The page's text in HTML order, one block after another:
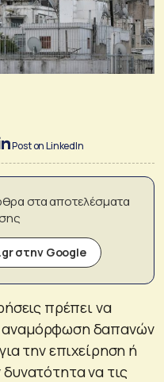
Post on LinkedIn
στα αποτελέσματα
στην Google
πρέπει να
αναμόρφωση δαπανών
την επιχείρηση ή
να τις